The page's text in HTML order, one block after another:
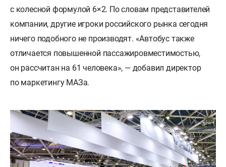
с колесной формулой 6×2. По словам представителей
компании, другие игроки российского рынка сегодня
ничего подобного не производят. «Автобуc также
отличается повышенной пассажировместимостью,
он рассчитан на 61 человека», — добавил директор
по маркетингу МАЗа.